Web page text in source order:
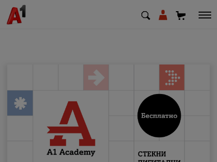
МК
Приватни Деловни